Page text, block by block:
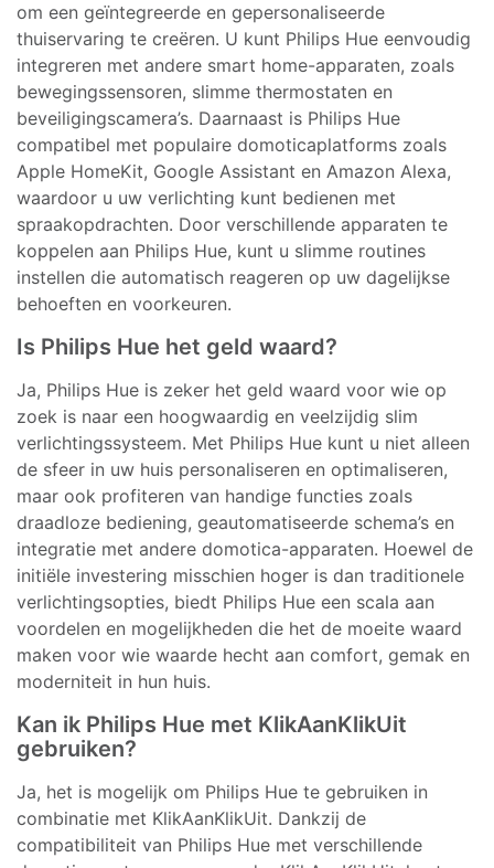
om een geïntegreerde en gepersonaliseerde
thuiservaring te creëren. U kunt Philips Hue eenvoudig
integreren met andere smart home-apparaten, zoals
bewegingssensoren, slimme thermostaten en
beveiligingscamera’s. Daarnaast is Philips Hue
compatibel met populaire domoticaplatforms zoals
Apple HomeKit, Google Assistant en Amazon Alexa,
waardoor u uw verlichting kunt bedienen met
spraakopdrachten. Door verschillende apparaten te
koppelen aan Philips Hue, kunt u slimme routines
instellen die automatisch reageren op uw dagelijkse
behoeften en voorkeuren.
Is Philips Hue het geld waard?
Ja, Philips Hue is zeker het geld waard voor wie op
zoek is naar een hoogwaardig en veelzijdig slim
verlichtingssysteem. Met Philips Hue kunt u niet alleen
de sfeer in uw huis personaliseren en optimaliseren,
maar ook profiteren van handige functies zoals
draadloze bediening, geautomatiseerde schema’s en
integratie met andere domotica-apparaten. Hoewel de
initiële investering misschien hoger is dan traditionele
verlichtingsopties, biedt Philips Hue een scala aan
voordelen en mogelijkheden die het de moeite waard
maken voor wie waarde hecht aan comfort, gemak en
moderniteit in hun huis.
Kan ik Philips Hue met KlikAanKlikUit
gebruiken?
Ja, het is mogelijk om Philips Hue te gebruiken in
combinatie met KlikAanKlikUit. Dankzij de
compatibiliteit van Philips Hue met verschillende